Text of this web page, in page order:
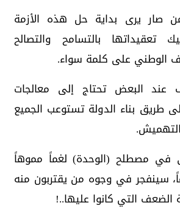
صار يرى بداية حل هذه الأزمة
تعقيداتها بالتسامح والتصالح
الوطني على كلمة سواء.
البعض تحتاج إلى معالجات
طريق بناء الدولة تستوعب الجميع
في مصطلح (الوحدة) لغماً مموهاً
سينفجر في وجوه من يقتربون منه
التي كانوا عليها..!